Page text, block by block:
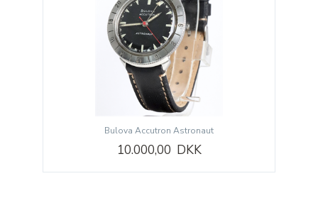
Bulova Accutron Astronaut
10.000,00 DKK